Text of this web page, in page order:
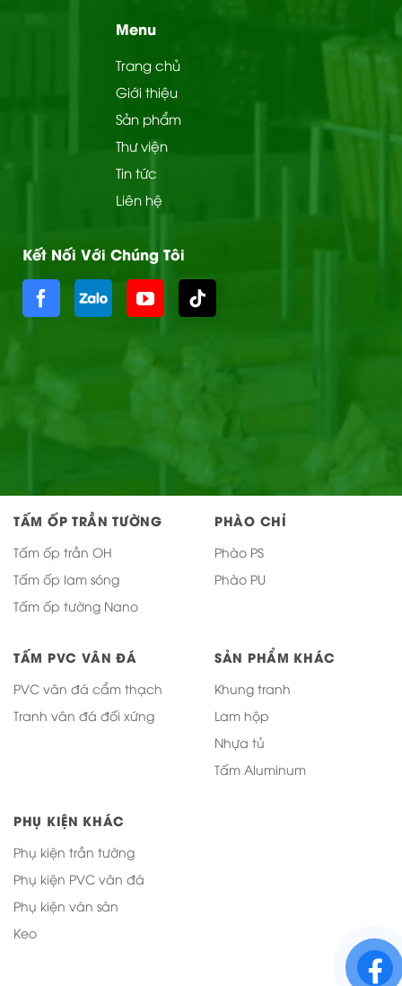
Menu
Trang chủ
Giới thiệu
Sản phẩm
Thư viện
Tin tức
Liên hệ
Kết Nối Với Chúng Tôi
TẤM ỐP TRẦN TƯỜNG
Tấm ốp trần OH
Tấm ốp lam sóng
Tấm ốp tường Nano
PHÀO CHỈ
Phào PS
Phào PU
TẤM PVC VÂN ĐÁ
PVC vân đá cẩm thạch
Tranh vân đá đối xứng
SẢN PHẨM KHÁC
Khung tranh
Lam hộp
Nhựa tủ
Tấm Aluminum
PHỤ KIỆN KHÁC
Phụ kiện trần tường
Phụ kiện PVC vân đá
Phụ kiện ván sàn
Keo